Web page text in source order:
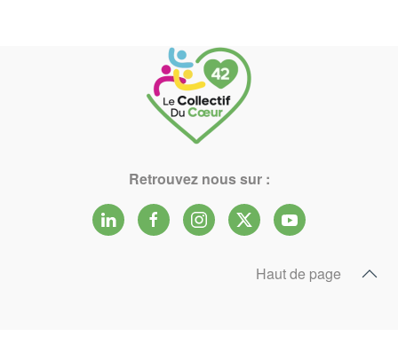
Retrouvez nous sur :
Haut de page